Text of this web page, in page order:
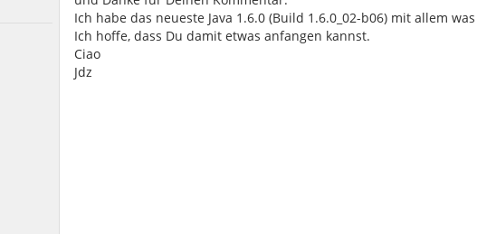
Ich habe das neueste Java 1.6.0 (Build 1.6.0_02-b06) mit allem
Ich hoffe, dass Du damit etwas anfangen kannst.
Ciao
Jdz